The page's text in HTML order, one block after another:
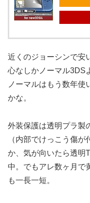
近くのジョーシンで安
心なしかノーマル3DS
ノーマルはもう数年使
かな。
外装保護は透明プラ製
（内部でけっこう傷
か、気が向いたら透明
中。でもアレ数ヶ月で
も一長一短。